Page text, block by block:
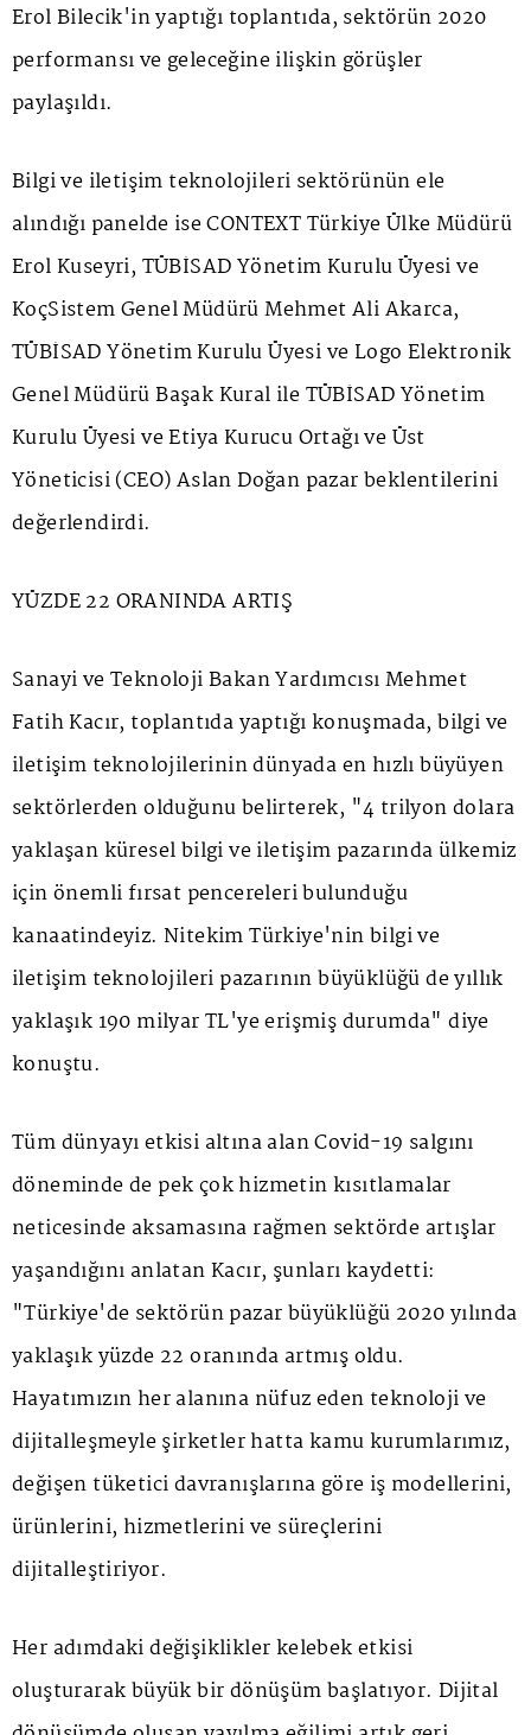
Erol Bilecik'in yaptığı toplantıda, sektörün 2020
performansı ve geleceğine ilişkin görüşler
paylaşıldı.
Bilgi ve iletişim teknolojileri sektörünün ele
alındığı panelde ise CONTEXT Türkiye Ülke Müdürü
Erol Kuseyri, TÜBİSAD Yönetim Kurulu Üyesi ve
KoçSistem Genel Müdürü Mehmet Ali Akarca,
TÜBİSAD Yönetim Kurulu Üyesi ve Logo Elektronik
Genel Müdürü Başak Kural ile TÜBİSAD Yönetim
Kurulu Üyesi ve Etiya Kurucu Ortağı ve Üst
Yöneticisi (CEO) Aslan Doğan pazar beklentilerini
değerlendirdi.
YÜZDE 22 ORANINDA ARTIŞ
Sanayi ve Teknoloji Bakan Yardımcısı Mehmet
Fatih Kacır, toplantıda yaptığı konuşmada, bilgi ve
iletişim teknolojilerinin dünyada en hızlı büyüyen
sektörlerden olduğunu belirterek, "4 trilyon dolara
yaklaşan küresel bilgi ve iletişim pazarında ülkemiz
için önemli fırsat pencereleri bulunduğu
kanaatindeyiz. Nitekim Türkiye'nin bilgi ve
iletişim teknolojileri pazarının büyüklüğü de yıllık
yaklaşık 190 milyar TL'ye erişmiş durumda" diye
konuştu.
Tüm dünyayı etkisi altına alan Covid-19 salgını
döneminde de pek çok hizmetin kısıtlamalar
neticesinde aksamasına rağmen sektörde artışlar
yaşandığını anlatan Kacır, şunları kaydetti:
"Türkiye'de sektörün pazar büyüklüğü 2020 yılında
yaklaşık yüzde 22 oranında artmış oldu.
Hayatımızın her alanına nüfuz eden teknoloji ve
dijitalleşmeyle şirketler hatta kamu kurumlarımız,
değişen tüketici davranışlarına göre iş modellerini,
ürünlerini, hizmetlerini ve süreçlerini
dijitalleştiriyor.
Her adımdaki değişiklikler kelebek etkisi
oluşturarak büyük bir dönüşüm başlatıyor. Dijital